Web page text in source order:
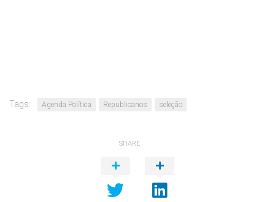
Tags: Agenda Política Republicanos seleção
SHARE